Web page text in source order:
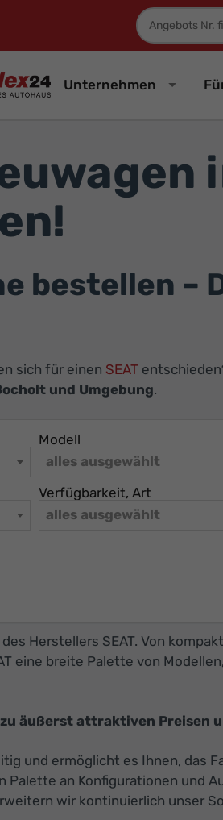
Unternehmen
bestellen –
sich für einen SEAT
und Umgebung.
Modell
alles ausgewählt
Verfügbarkeit, Art
alles ausgewählt
Herstellers SEAT. Von
eine breite Palette von
äußerst attraktiven Preisen
und ermöglicht es Ihnen, das
an Konfigurationen und
wir kontinuierlich unser